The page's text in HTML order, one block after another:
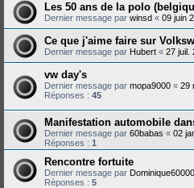
Les 50 ans de la polo
Dernier message par winsd « 09 juin
Ce que j'aime faire sur
Dernier message par Hubert « 27 juil.
vw day's
Dernier message par mopa9000 « 29
Réponses : 45
Manifestation automobile
Dernier message par 60babas « 02
Réponses : 1
Rencontre fortuite
Dernier message par Dominique60000
Réponses : 5